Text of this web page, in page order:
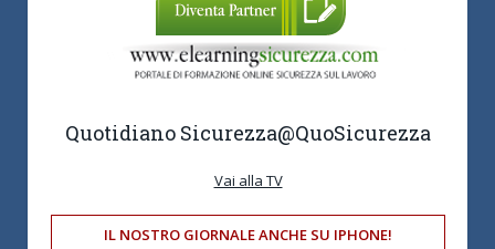
Quotidiano Sicurezza@QuoSicurezza
Vai alla TV
IL NOSTRO GIORNALE ANCHE SU IPHONE!